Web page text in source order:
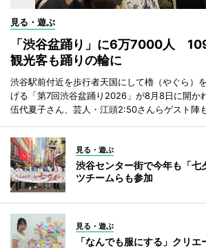
見る・遊ぶ
「渋谷盆踊り」に6万7000人
観光客も踊りの輪に
渋谷駅前付近を歩行者天国にして櫓（やぐら）
げる「第7回渋谷盆踊り2026」が8月8日に開か
伍代夏子さん、芸人・江頭2:50さんらゲスト陣
見る・遊ぶ
渋谷センター街で今年も「
ツチームらも参加
見る・遊ぶ
「なんでも服にする」クリエ